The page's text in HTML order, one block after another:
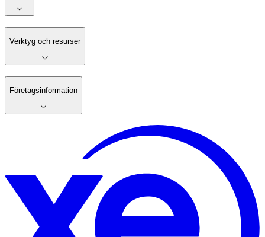
Verktyg och resurser
Företagsinformation